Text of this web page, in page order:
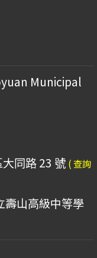
Municipal
同路 23 號 ( 查詢
壽山高級中等學